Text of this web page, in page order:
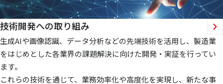
技術開発への取り組み
生成AIや画像認識、データ分析などの先端技術を活用し、製造業
をはじめとした各業界の課題解決に向けた開発・実証を行ってい
ます。
これらの技術を通じて、業務効率化や高度化を実現し、新たな事